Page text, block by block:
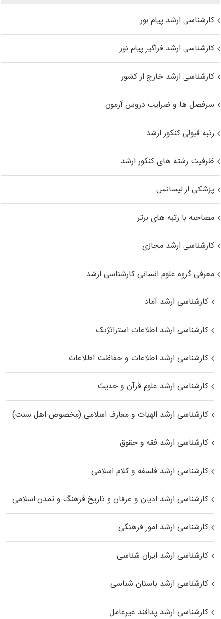
کارشناسی ارشد پیام نور
کارشناسی ارشد فراگیر پیام نور
کارشناسی ارشد خارج از کشور
سرفصل ها و ضرایب دروس آزمون
رتبه قبولی کنکور ارشد
ظرفیت رشته های کنکور ارشد
پزشکی از لیسانس
مصاحبه با رتبه های برتر
کارشناسی ارشد مجازی
معرفی گروه علوم انسانی کارشناسی ارشد
کارشناسی ارشد آماد
کارشناسی ارشد اطلاعات استراتژیک
کارشناسی ارشد اطلاعات و حفاظت اطلاعات
کارشناسی ارشد علوم قرآن و حدیث
کارشناسی ارشد الهیات و معارف اسلامی (مخصوص اهل سنت)
کارشناسی ارشد فقه و حقوق
کارشناسی ارشد فلسفه و کلام اسلامی
کارشناسی ارشد ادیان و عرفان و تاریخ فرهنگ و تمدن اسلامی
کارشناسی ارشد امور فرهنگی
کارشناسی ارشد ایران شناسی
کارشناسی ارشد باستان شناسی
کارشناسی ارشد پدافند غیرعامل